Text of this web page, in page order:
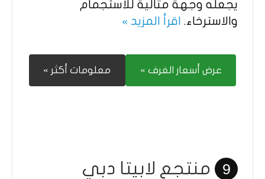
يجعله وجهة مثالية للاستجمام
والاسترخاء. اقرأ المزيد »
عرض أسعار الغرف » معلومات أكثر »
9 منتجع لابيتا دبي